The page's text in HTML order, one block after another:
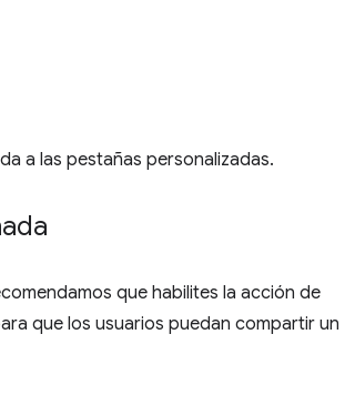
a las pestañas personalizadas.
que habilites la acción de
que los usuarios puedan compartir un